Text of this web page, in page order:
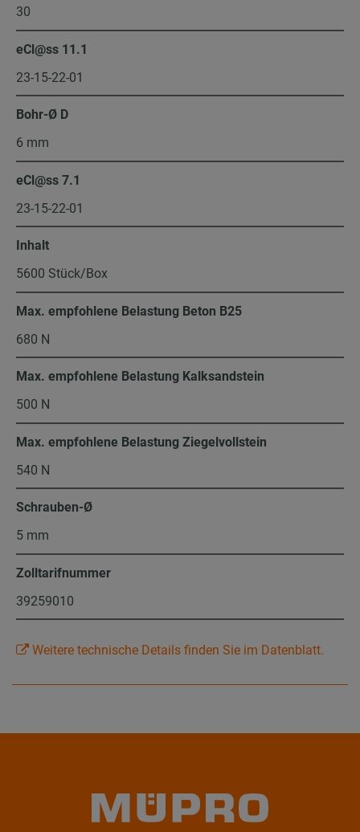
30
eCl@ss 11.1
23-15-22-01
Bohr-Ø D
6 mm
eCl@ss 7.1
23-15-22-01
Inhalt
5600 Stück/Box
Max. empfohlene Belastung Beton B25
680 N
Max. empfohlene Belastung Kalksandstein
500 N
Max. empfohlene Belastung Ziegelvollstein
540 N
Schrauben-Ø
5 mm
Zolltarifnummer
39259010
Weitere technische Details finden Sie im Datenblatt.